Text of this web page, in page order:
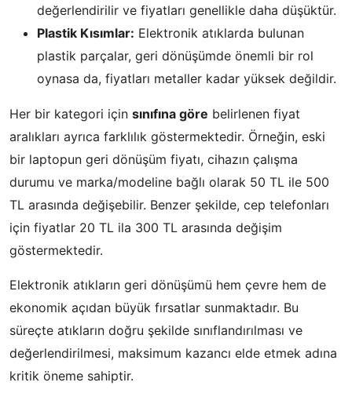
değerlendirilir ve fiyatları genellikle daha düşüktür.
Plastik Kısımlar: Elektronik atıklarda bulunan
plastik parçalar, geri dönüşümde önemli bir rol
oynasa da, fiyatları metaller kadar yüksek değildir.
Her bir kategori için sınıfına göre belirlenen fiyat
aralıkları ayrıca farklılık göstermektedir. Örneğin, eski
bir laptopun geri dönüşüm fiyatı, cihazın çalışma
durumu ve marka/modeline bağlı olarak 50 TL ile 500
TL arasında değişebilir. Benzer şekilde, cep telefonları
için fiyatlar 20 TL ila 300 TL arasında değişim
göstermektedir.
Elektronik atıkların geri dönüşümü hem çevre hem de
ekonomik açıdan büyük fırsatlar sunmaktadır. Bu
süreçte atıkların doğru şekilde sınıflandırılması ve
değerlendirilmesi, maksimum kazancı elde etmek adına
kritik öneme sahiptir.